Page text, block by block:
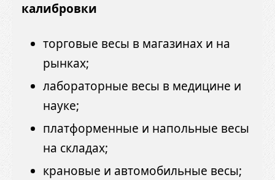
калибровки
торговые весы в магазинах и на
рынках;
лабораторные весы в медицине и
науке;
платформенные и напольные весы
на складах;
крановые и автомобильные весы;